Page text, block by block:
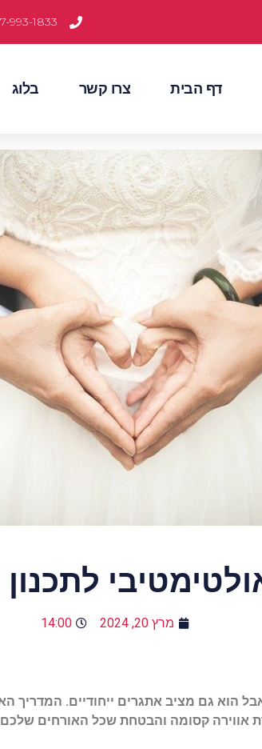
993-1833
דף הבית צרו קשר בלוג
מרץ 20, 2024 14:00
הוא גם מציב אתגרים ייחודיים. המדריך
אווירה קסומה והבטחת שכל האורחים